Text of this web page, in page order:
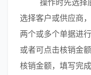
选择客户或供应商
两个或多个单据进
或者可点击核销金
核销金额，填写完